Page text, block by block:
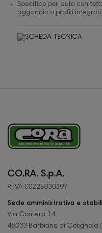
Specifico per auto con
aggancio o profili
CO.RA. S.p.A.
P. IVA 00225830397
Sede amministrativa e
Via Corriera 14
48033 Barbiano di Cotignola